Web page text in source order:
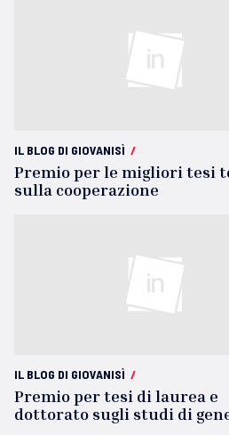
IL BLOG DI GIOVANISÌ /
Premio per le migliori tesi
sulla cooperazione
IL BLOG DI GIOVANISÌ /
Premio per tesi di laurea e
dottorato sugli studi di